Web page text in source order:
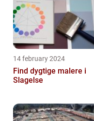
14 february 2024
Find dygtige malere i
Slagelse